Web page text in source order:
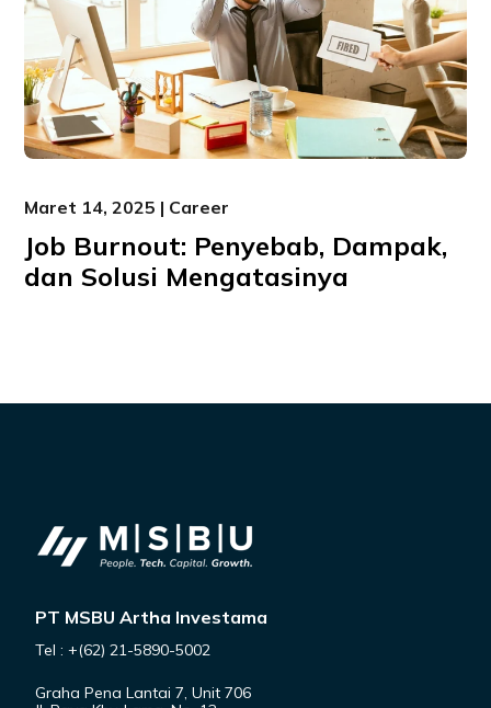
Maret 14, 2025 | Career
Job Burnout: Penyebab, Dampak,
dan Solusi Mengatasinya
PT MSBU Artha Investama
Tel : +(62) 21-5890-5002
Graha Pena Lantai 7, Unit 706